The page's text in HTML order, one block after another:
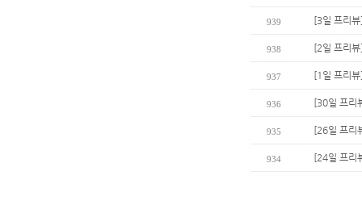
939 [3일 프리
938 [2일 프리
937 [1일 프리뷰
936 [30일 프리
935 [26일 프리
934 [24일 프리